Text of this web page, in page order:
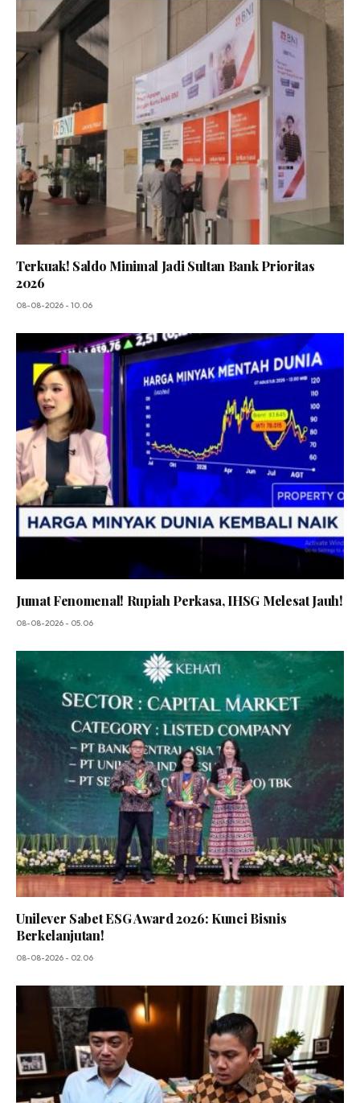
Terkuak! Saldo Minimal Jadi Sultan Bank Prioritas
2026
08-08-2026 - 10.06
Jumat Fenomenal! Rupiah Perkasa, IHSG Melesat Jauh!
08-08-2026 - 05.06
Unilever Sabet ESG Award 2026: Kunci Bisnis
Berkelanjutan!
08-08-2026 - 02.06